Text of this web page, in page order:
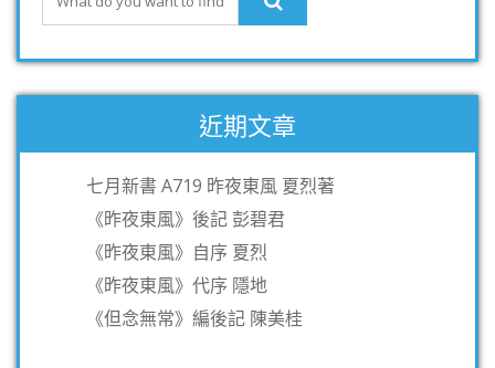
近期文章
七月新書 A719 昨夜東風 夏烈著
《昨夜東風》後記 彭碧君
《昨夜東風》自序 夏烈
《昨夜東風》代序 隱地
《但念無常》編後記 陳美桂